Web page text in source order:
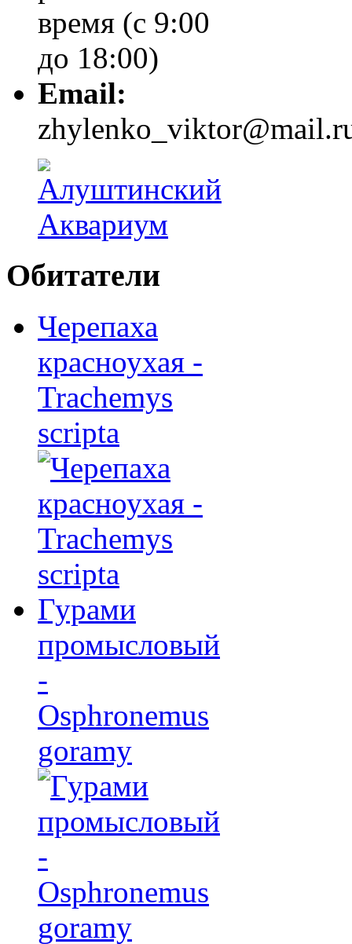
время (с 9:00
до 18:00)
Email:
Обитатели
Черепаха
красноухая -
Trachemys
scripta
Гурами
промысловый
-
Osphronemus
goramy